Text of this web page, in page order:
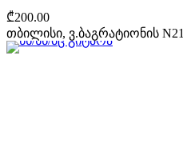
₾200.00
თბილისი, ვ.ბაგრატიონის N21